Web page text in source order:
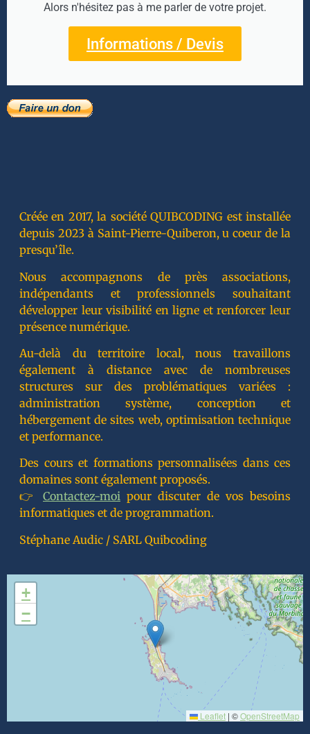
Alors n'hésitez pas à me parler de votre projet.
Informations / Devis
Créée en 2017, la société QUIBCODING est installée
depuis 2023 à Saint-Pierre-Quiberon, u coeur de la
presqu’île.
Nous accompagnons de près associations,
indépendants et professionnels souhaitant
développer leur visibilité en ligne et renforcer leur
présence numérique.
Au-delà du territoire local, nous travaillons
également à distance avec de nombreuses
structures sur des problématiques variées :
administration système, conception et
hébergement de sites web, optimisation technique
et performance.
Des cours et formations personnalisées dans ces
domaines sont également proposés.
👉 Contactez-moi pour discuter de vos besoins
informatiques et de programmation.
Stéphane Audic / SARL Quibcoding
+
−
Leaflet | ©OpenStreetMap